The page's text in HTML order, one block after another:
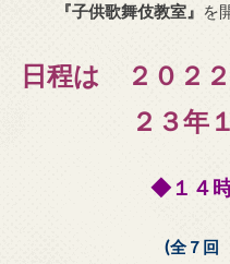
『子供歌舞伎教室』 を
日程は ２０２
２３年
◆１４
(全７回